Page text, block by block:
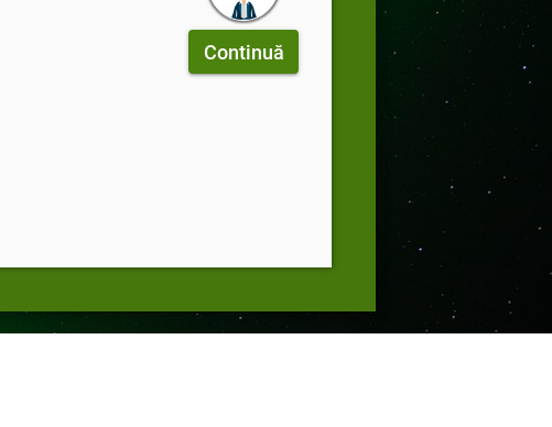
Continuă